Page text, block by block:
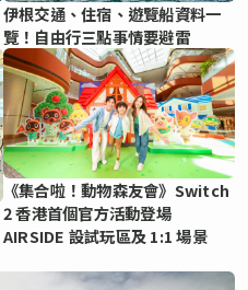
伊根交通、住宿、遊覽船資料一
覽！自由行三點事情要避雷
《集合啦！動物森友會》Switch
2 香港首個官方活動登場
AIRSIDE 設試玩區及 1:1 場景